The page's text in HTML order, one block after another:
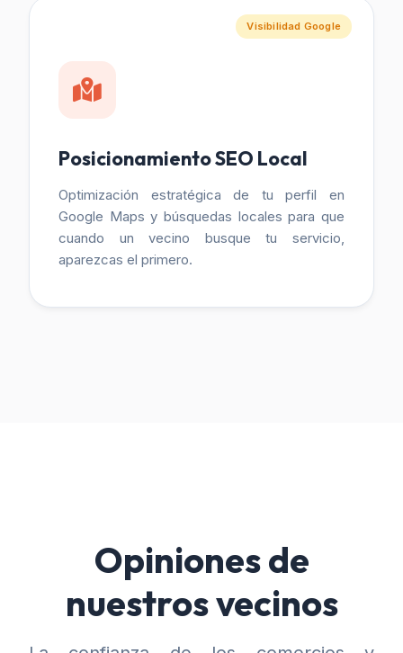
Visibilidad Google
Posicionamiento SEO Local
Optimización estratégica de tu perfil en
Google Maps y búsquedas locales para que
cuando un vecino busque tu servicio,
aparezcas el primero.
Opiniones de
nuestros vecinos